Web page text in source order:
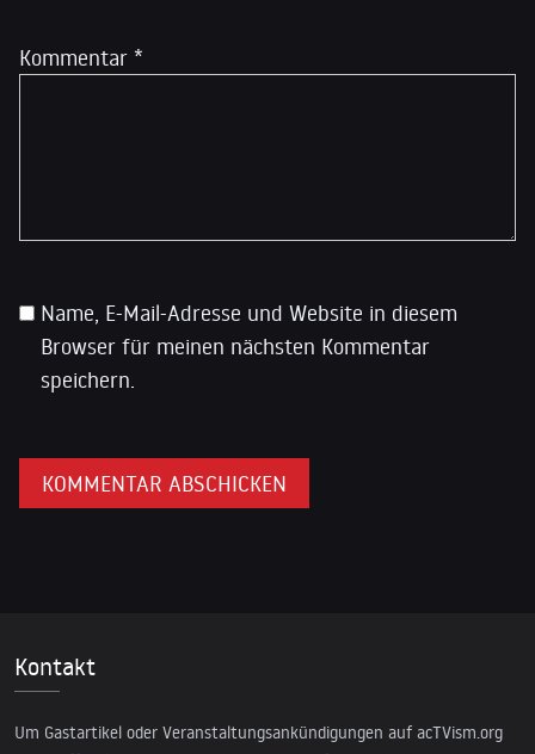
Kommentar *
Name, E-Mail-Adresse und Website in diesem
Browser für meinen nächsten Kommentar
speichern.
Kontakt
Um Gastartikel oder Veranstaltungsankündigungen auf acTVism.org